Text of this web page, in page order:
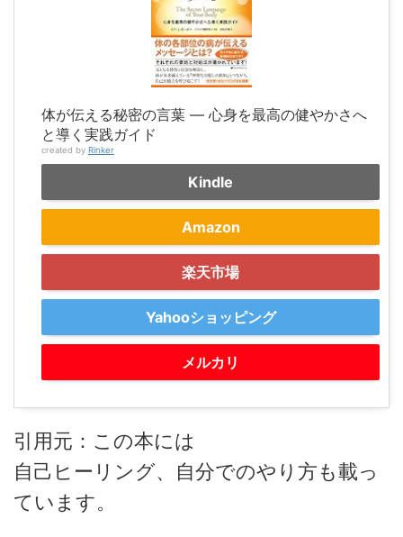
体が伝える秘密の言葉 ― 心身を最高の健やかさへ
と導く実践ガイド
created by Rinker
Kindle
Amazon
楽天市場
Yahooショッピング
メルカリ
引用元：この本には
自己ヒーリング、自分でのやり方も載っ
ています。